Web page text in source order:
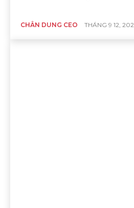
CHÂN DUNG CEO THÁNG 9 12,